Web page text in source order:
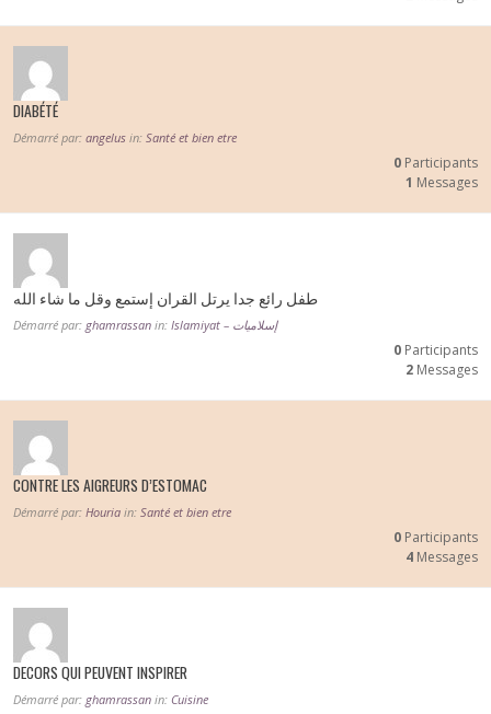
DIABÉTÉ
Démarré par: angelus in: Santé et bien etre
0 Participants
1 Messages
طفل رائع جدا يرتل القران إستمع وقل ما شاء الله
Démarré par: ghamrassan in: Islamiyat – إسلاميات
0 Participants
2 Messages
CONTRE LES AIGREURS D’ESTOMAC
Démarré par: Houria in: Santé et bien etre
0 Participants
4 Messages
DECORS QUI PEUVENT INSPIRER
Démarré par: ghamrassan in: Cuisine